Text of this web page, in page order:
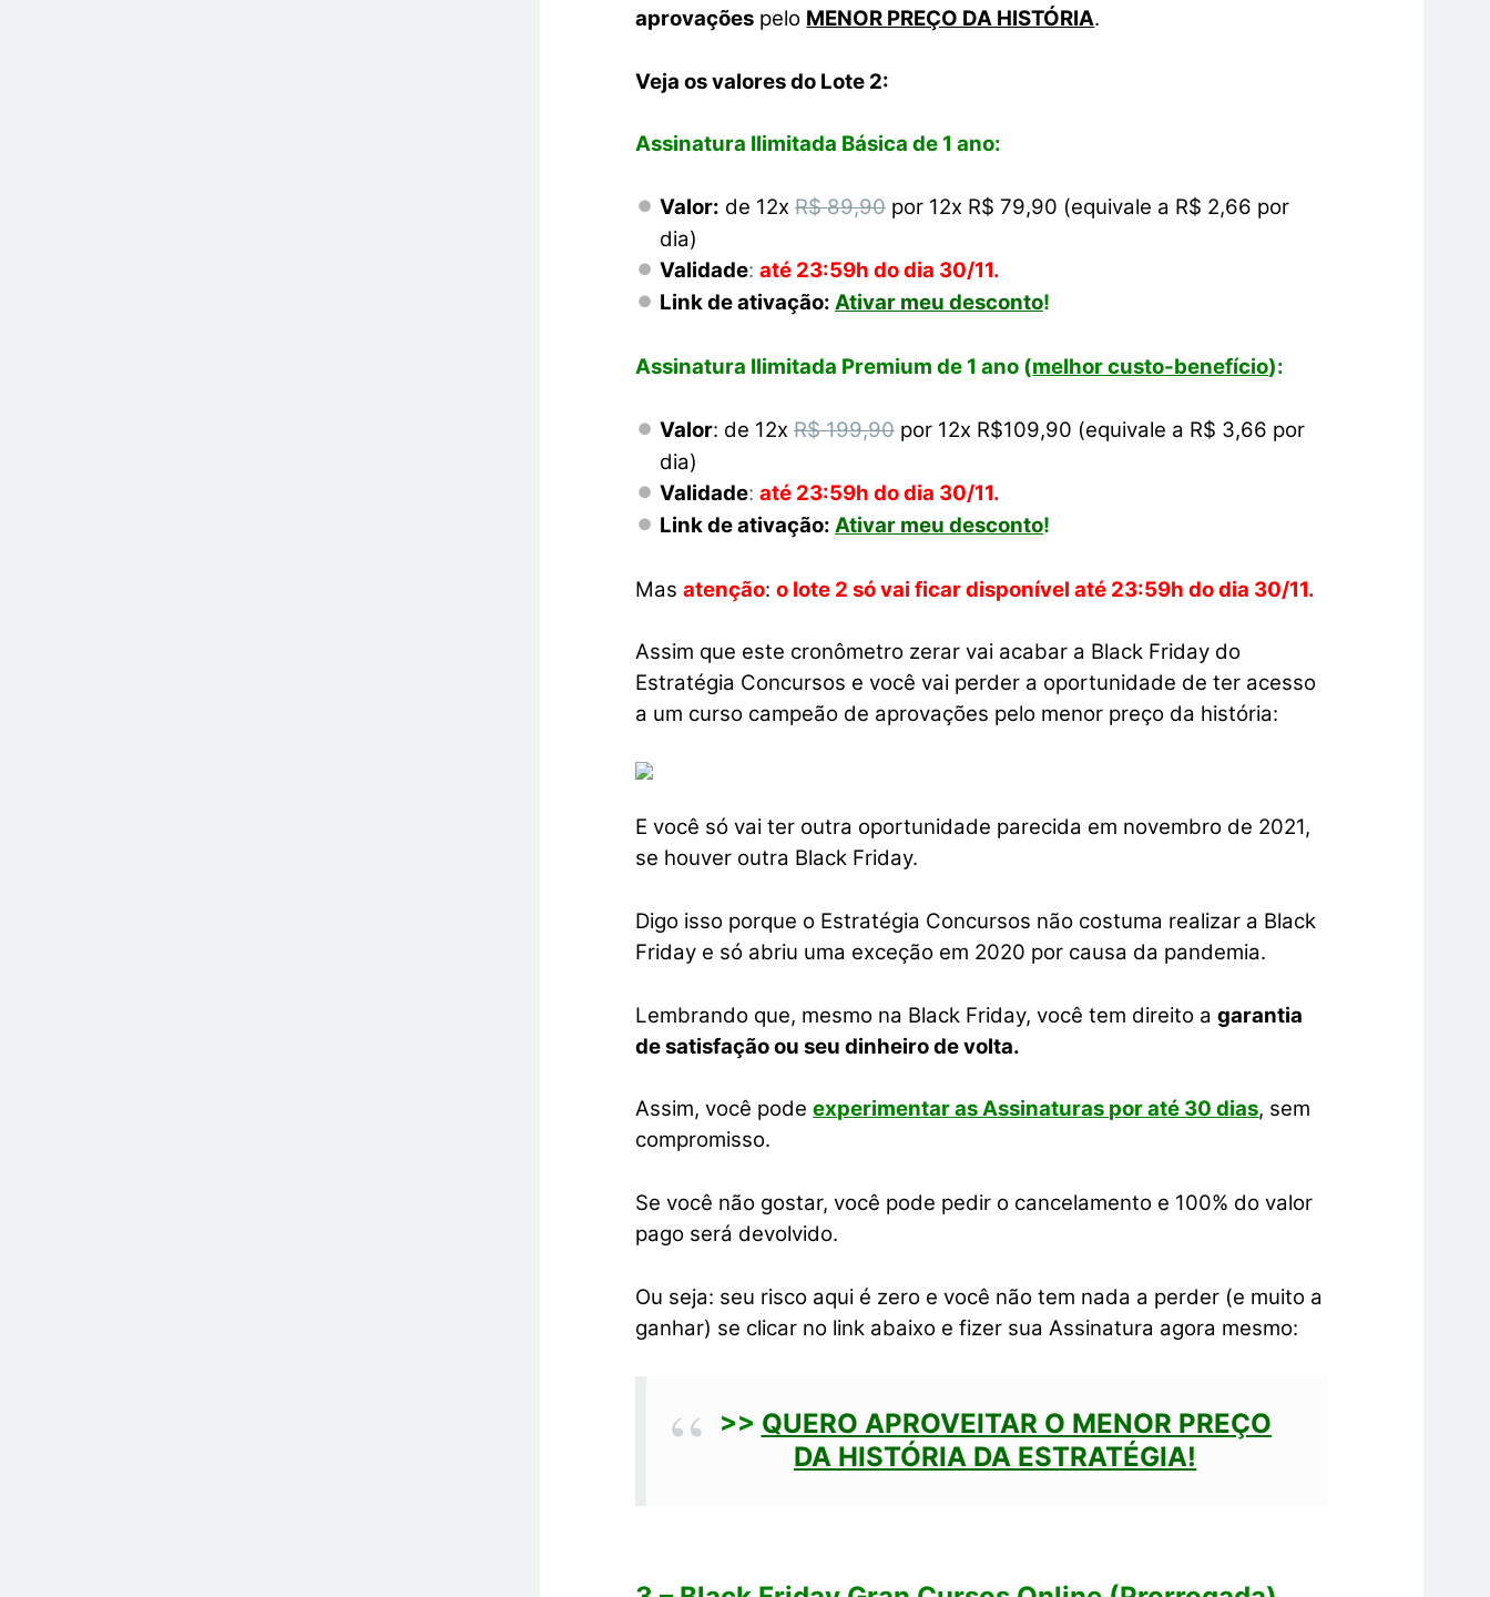
aprovações pelo MENOR PREÇO DA HISTÓRIA.
Veja os valores do Lote 2:
Assinatura Ilimitada Básica de 1 ano:
Valor: de 12x R$ 89,90por 12x R$ 79,90 (equivale a R$ 2,66 por
dia)
Validade: até 23:59h do dia 30/11.
Link de ativação: Ativar meu desconto!
Assinatura Ilimitada Premium de 1 ano (melhor custo-benefício):
Valor: de 12x R$ 199,90por 12x R$109,90 (equivale a R$ 3,66 por
dia)
Validade: até 23:59h do dia 30/11.
Link de ativação: Ativar meu desconto!
Masatenção:o lote 2 só vai ficar disponível até 23:59h do dia 30/11.
Assim que este cronômetro zerar vai acabar a Black Friday do
Estratégia Concursos e você vai perder a oportunidade de ter acesso
a um curso campeão de aprovações pelo menor preço da história:
E você só vai ter outra oportunidade parecida em novembro de 2021,
se houver outra Black Friday.
Digo isso porque o Estratégia Concursos não costuma realizar a Black
Friday e só abriu uma exceção em 2020 por causa da pandemia.
Lembrando que, mesmo na Black Friday, você tem direito agarantia
de satisfação ou seu dinheiro de volta.
Assim, você podeexperimentar as Assinaturas por até 30 dias, sem
compromisso.
Se você não gostar, você pode pedir o cancelamento e 100% do valor
pago será devolvido.
Ou seja: seu risco aqui é zero e você não tem nada a perder (e muito a
ganhar) se clicar no link abaixo e fizer sua Assinatura agora mesmo:
>> QUERO APROVEITAR O MENOR PREÇO
DA HISTÓRIA DA ESTRATÉGIA!